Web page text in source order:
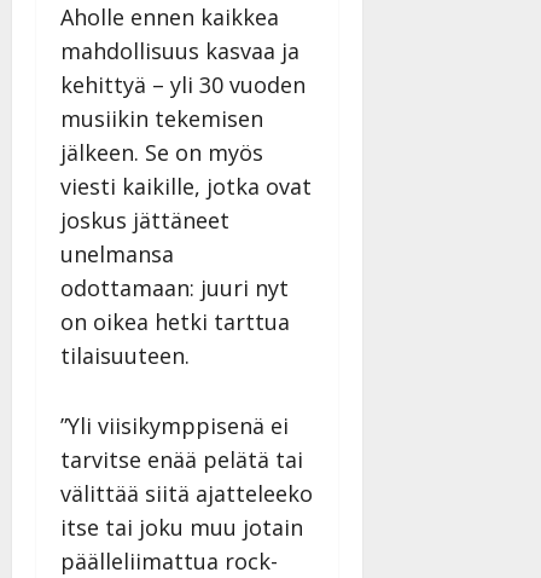
Aholle ennen kaikkea
mahdollisuus kasvaa ja
kehittyä – yli 30 vuoden
musiikin tekemisen
jälkeen. Se on myös
viesti kaikille, jotka ovat
joskus jättäneet
unelmansa
odottamaan: juuri nyt
on oikea hetki tarttua
tilaisuuteen.
”Yli viisikymppisenä ei
tarvitse enää pelätä tai
välittää siitä ajatteleeko
itse tai joku muu jotain
päälleliimattua rock-